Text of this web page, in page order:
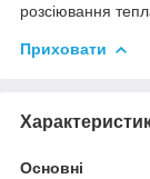
розсіювання
Приховати
Основні